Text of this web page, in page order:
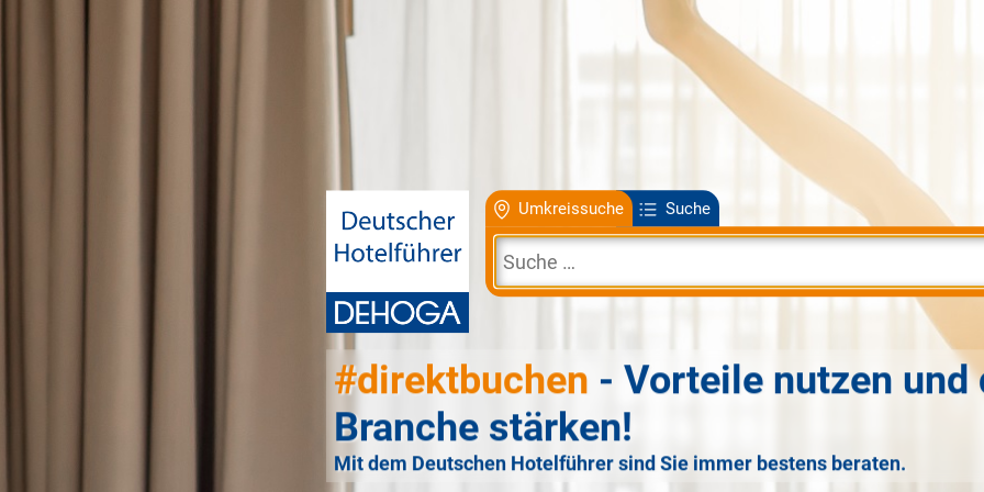
Umkreissuche Suche
#direktbuchen - Vorteile nutzen und
Branche stärken!
Mit dem Deutschen Hotelführer sind Sie immer bestens beraten.